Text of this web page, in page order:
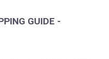
GUIDE -